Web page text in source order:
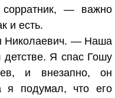
— важно
и есть.
Николаевич. — Наша
Я спас Гошу
и внезапно, он
я подумал, что его